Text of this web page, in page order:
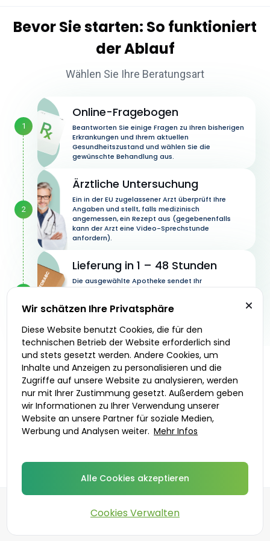
Bevor Sie starten: So funktioniert
der Ablauf
Wählen Sie Ihre Beratungsart
1
2
Online-Fragebogen
Beantworten Sie einige Fragen zu Ihren bisherigen
Erkrankungen und Ihrem aktuellen
Gesundheitszustand und wählen Sie die
gewünschte Behandlung aus.
Ärztliche Untersuchung
Ein in der EU zugelassener Arzt überprüft Ihre
Angaben und stellt, falls medizinisch
angemessen, ein Rezept aus (gegebenenfalls
kann der Arzt eine Video-Sprechstunde
anfordern).
Lieferung in 1 – 48 Stunden
Die ausgewählte Apotheke sendet Ihr
Medikament in diskreter Verpackung an die von
direkt vor Ort abholen.
Los geht’s
Verschreibende ÄrzteLieferoptionen
©2026DoktorABC.com
Wir schätzen Ihre Privatsphäre
Diese Website benutzt Cookies, die für den
technischen Betrieb der Website erforderlich sind
und stets gesetzt werden. Andere Cookies, um
Inhalte und Anzeigen zu personalisieren und die
Zugriffe auf unsere Website zu analysieren, werden
nur mit Ihrer Zustimmung gesetzt. Außerdem geben
wir Informationen zu Ihrer Verwendung unserer
Website an unsere Partner für soziale Medien,
Werbung und Analysen weiter. Mehr Infos
Alle Cookies akzeptieren
Cookies Verwalten